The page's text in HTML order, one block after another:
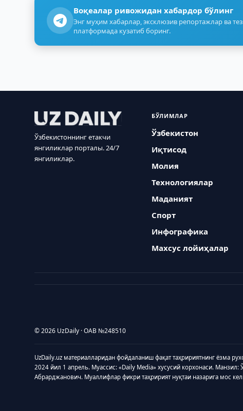
Воқеалар ривожидан хабардор бўлинг
Энг муҳим хабарлар, эксклюзив репортажлар ва
платформада кузатиб боринг.
Ўзбекистоннинг етакчи
янгиликлар порталы. 24/7
янгиликлар.
БЎЛИМЛАР
Ўзбекистон
Иқтисод
Молия
Технологиялар
Маданият
Спорт
Инфографика
Махсус лойиҳалар
© 2026 UzDaily · ОАВ №248510
UzDaily.uz материалларидан фойдаланиш фақат таҳририятнинг ёзма
2024 йил 1 апрель. Муассис: «Daily Media» хусусий корхонаси.
Абрарджанович. Муаллифлар фикри таҳририят нуқтаи назарига мос